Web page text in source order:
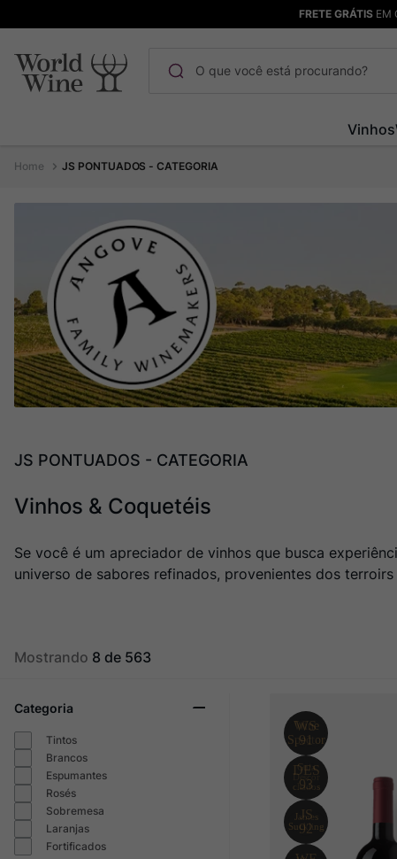
FRETE GRÁTISEM
Vinhos
JS PONTUADOS - CATEGORIA
JS PONTUADOS - CATEGORIA
Vinhos & Coquetéis
Se você é um apreciador de vinhos que busca
universo de sabores refinados, provenientes dos
Mostrando 8 de 563
Categoria
Tintos
Brancos
Espumantes
Rosés
Sobremesa
Laranjas
Fortificados
1º Maçanita
Barolo
4 Garzon
5 Chablis
Bodega Garzon
7 Pacalet
8 º Ver Sacrum
9º Rocim